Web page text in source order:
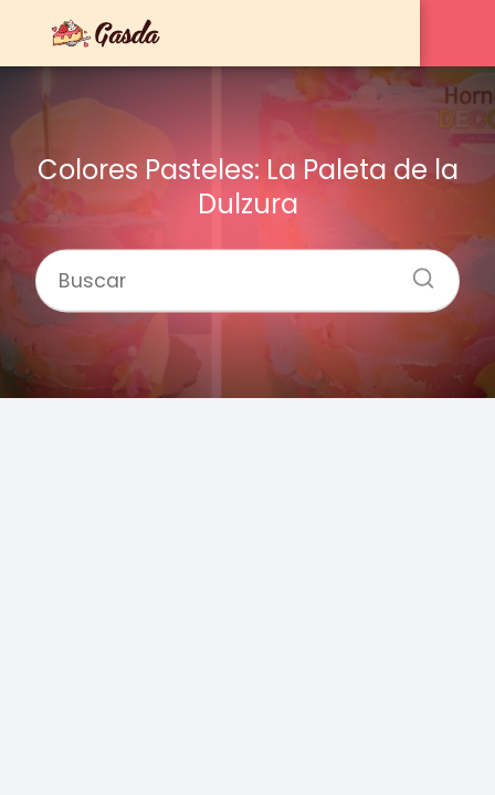
Colores Pasteles: La Paleta de la
Dulzura